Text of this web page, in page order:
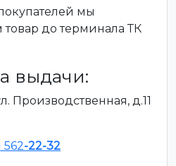
мы
товар до терминала ТК
выдачи:
Производственная, д.11
562-22-32